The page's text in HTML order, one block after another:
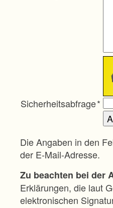
Sicherheitsabfrage*
Die Angaben in den
der E-Mail-Adresse.
Zu beachten bei der
Erklärungen, die laut
elektronischen